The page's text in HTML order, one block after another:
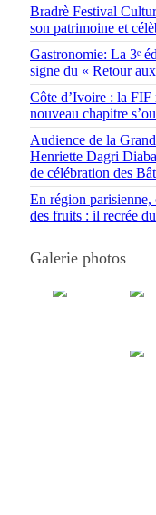
Bradrè Festival
son patrimoine et
Gastronomie: La 3ᵉ
signe du « Retour
Côte d’Ivoire : la FIF
nouveau chapitre
Audience de la
Henriette Dagri
de célébration des
En région
des fruits : il recrée
Galerie photos